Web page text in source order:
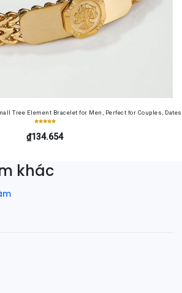
Tree Element Bracelet for Men, Perfect for Couples,
₫134.654
khác